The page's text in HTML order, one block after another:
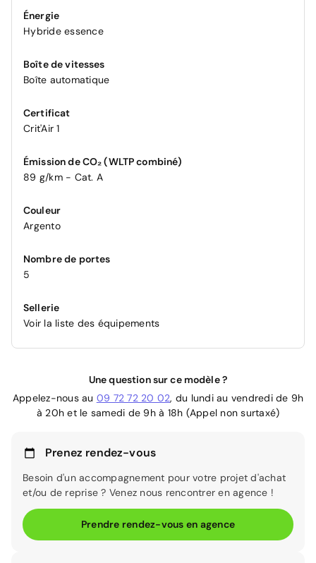
Énergie
Hybride essence
Boîte de vitesses
Boîte automatique
Certificat
Crit'Air 1
Émission de CO₂ (WLTP combiné)
89 g/km - Cat. A
Couleur
Argento
Nombre de portes
5
Sellerie
Voir la liste des équipements
Une question sur ce modèle ?
Appelez-nous au 09 72 72 20 02, du lundi au vendredi de 9h
à 20h et le samedi de 9h à 18h (Appel non surtaxé)
Prenez rendez-vous
Besoin d'un accompagnement pour votre projet d'achat
et/ou de reprise ? Venez nous rencontrer en agence !
Prendre rendez-vous en agence